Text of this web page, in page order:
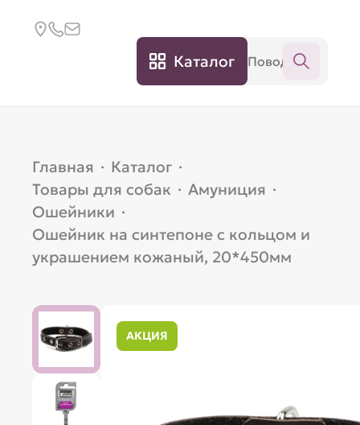
Каталог
Главная · Каталог ·
Товары для собак · Амуниция ·
Ошейники ·
Ошейник на синтепоне c кольцом и
украшением кожаный, 20*450мм
АКЦИЯ